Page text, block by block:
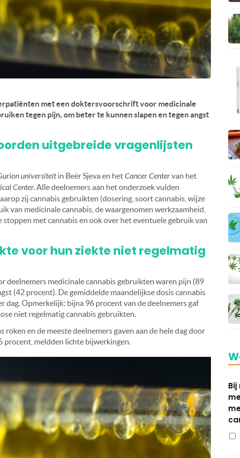
met een doktersvoorschrift voor medicinale
tegen pijn, om beter te kunnen slapen en tegen angst
uitgebreide vragenlijsten
universiteitin Beër Sjeva en hetCancer Centervan het
Center.Alle deelnemers aan het onderzoek vulden
zij cannabis gebruikten (dosering, soort cannabis, wijze
van medicinale cannabis, de waargenomen werkzaamheid,
met cannabis en ook over het eventuele gebruik van
voor hun ziekte niet regelmatig
deelnemers medicinale cannabis gebruikten waren pijn (89
(42 procent). De gemiddelde maandelijkse dosis cannabis
dag. Opmerkelijk: bijna 96 procent van de deelnemers gaf
niet regelmatig cannabis gebruikten.
en de meeste deelnemers gaven aan de hele dag door
procent, meldden lichte bijwerkingen.